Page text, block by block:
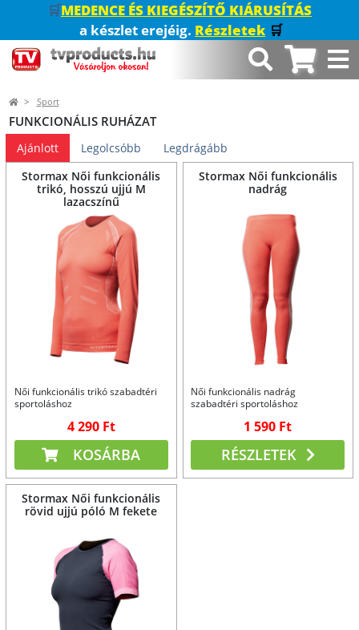
🛒MEDENCE ÉS KIEGÉSZÍTŐ KIÁRUSÍTÁS
a készlet erejéig. Részletek 🛒
Sport
FUNKCIONÁLIS RUHÁZAT
Ajánlott Legolcsóbb
Legdrágább
Stormax Női funkcionális
trikó, hosszú ujjú M
lazacszínű
Női funkcionális trikó szabadtéri
sportoláshoz
4 290 Ft
KOSÁRBA
Stormax Női funkcionális
nadrág
Női funkcionális nadrág
szabadtéri sportoláshoz
1 590 Ft
RÉSZLETEK
Stormax Női funkcionális
rövid ujjú póló M fekete